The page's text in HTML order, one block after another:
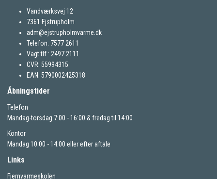
Vandværksvej 12
7361 Ejstrupholm
adm@ejstrupholmvarme.dk
Telefon: 7577 2611
Vagt tlf.: 2497 2111
CVR: 55994315
EAN: 5790002425318
Åbningstider
Telefon
Mandag-torsdag 7:00 - 16:00 & fredag til 14:00
Kontor
Mandag 10:00 - 14:00 eller efter aftale
Links
Fjernvarmeskolen